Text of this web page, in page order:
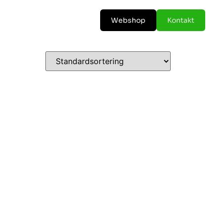
Kontakt
Webshop